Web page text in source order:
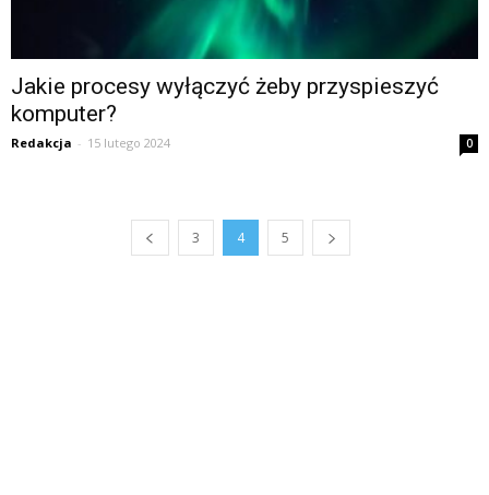
Jakie procesy wyłączyć żeby przyspieszyć
komputer?
Redakcja - 15 lutego 2024 0
3 4 5